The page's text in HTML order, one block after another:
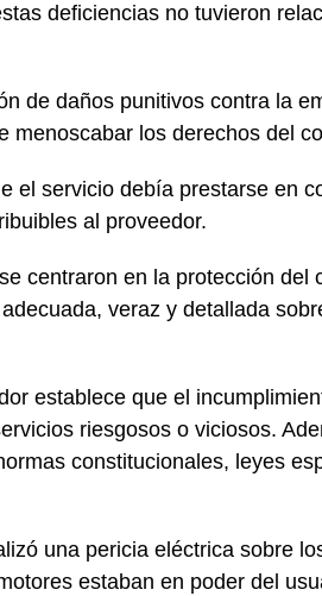
deficiencias no tuvieron
de daños punitivos contra la
menoscabar los derechos del
el servicio debía prestarse en
al proveedor.
centraron en la protección del
veraz y detallada
establece que el
riesgosos o viciosos.
constitucionales, leyes
una pericia eléctrica sobre
estaban en poder del